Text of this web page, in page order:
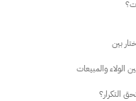
الولاء والمبيعات
التكرار؟